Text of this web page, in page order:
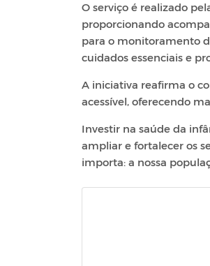
O serviço é realizado
proporcionando
para o monitoramento
cuidados essenciais e
A iniciativa reafirma o
acessível, oferecendo
Investir na saúde da
ampliar e fortalecer os
importa: a nossa